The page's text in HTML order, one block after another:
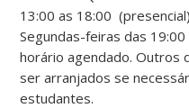
13:00 as 18:00
Segundas-feiras das
horário agendado. Outros
ser arranjados se
estudantes.